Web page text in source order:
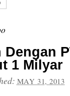
Dengan
1 Milyar
MAY 31, 2013